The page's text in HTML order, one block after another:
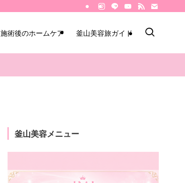
施術後のホームケア 釜山美容旅ガイド
釜山美容メニュー